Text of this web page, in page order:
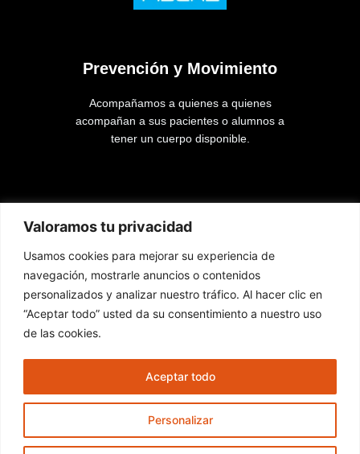
Valoramos tu privacidad
Usamos cookies para mejorar su experiencia de
navegación, mostrarle anuncios o contenidos
personalizados y analizar nuestro tráfico. Al hacer clic en
“Aceptar todo” usted da su consentimiento a nuestro uso
de las cookies.
Personalizar
Aceptar todo
Prevención y Movimiento
Acompañamos a quienes a quienes
acompañan a sus pacientes o alumnos a
tener un cuerpo disponible.
Lista de páginas
Inicio
Cursos
Contacto
Nuestras redes
F
c
I
s
Y
o
u